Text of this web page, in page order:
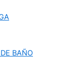
BAÑO